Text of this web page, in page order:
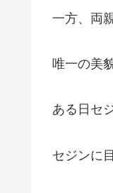
一方、両
唯一の美
ある日セ
セジンに